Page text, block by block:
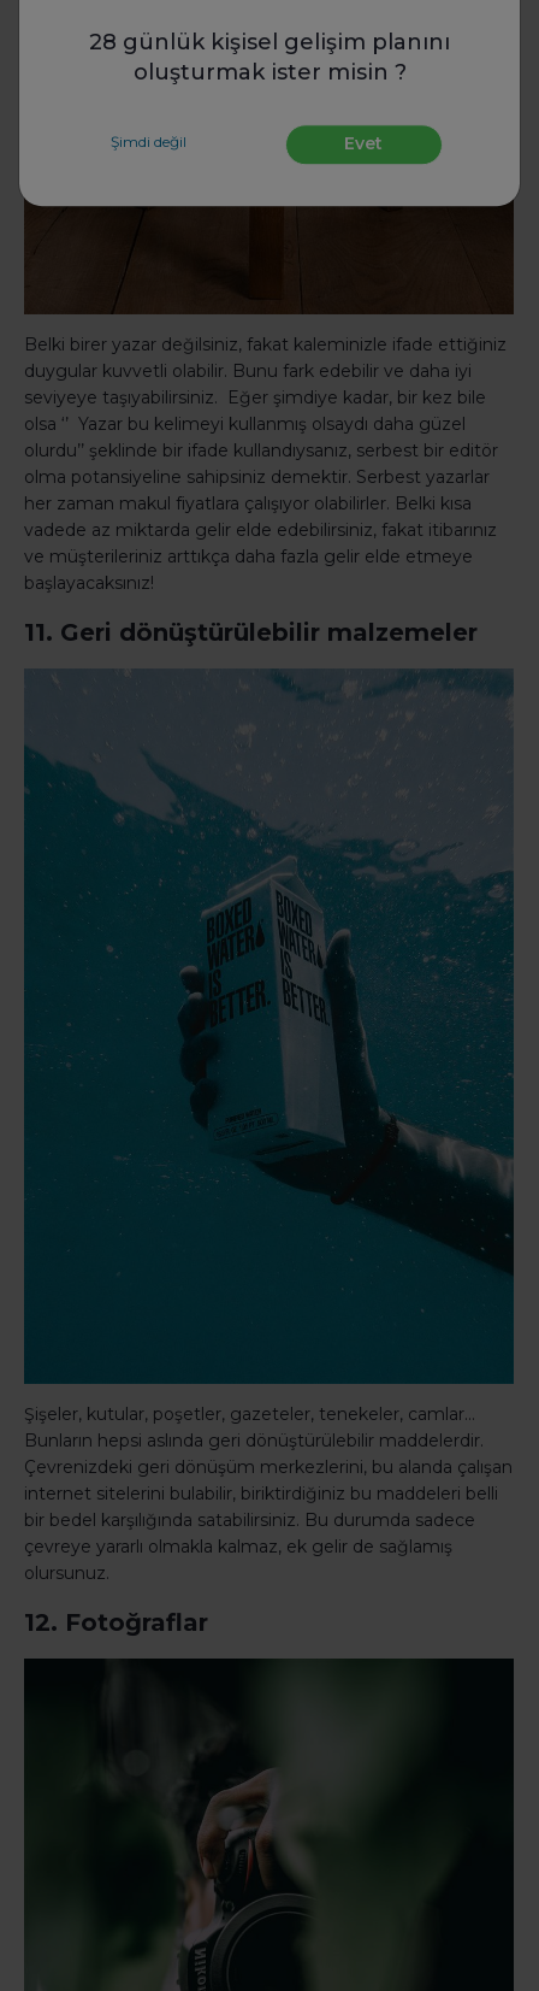
28 günlük kişisel gelişim planını
oluşturmak ister misin ?
Şimdi değil Evet
Belki birer yazar değilsiniz, fakat kaleminizle ifade ettiğiniz
duygular kuvvetli olabilir. Bunu fark edebilir ve daha iyi
seviyeye taşıyabilirsiniz. Eğer şimdiye kadar, bir kez bile
olsa ‘’ Yazar bu kelimeyi kullanmış olsaydı daha güzel
olurdu’’ şeklinde bir ifade kullandıysanız, serbest bir editör
olma potansiyeline sahipsiniz demektir. Serbest yazarlar
her zaman makul fiyatlara çalışıyor olabilirler. Belki kısa
vadede az miktarda gelir elde edebilirsiniz, fakat itibarınız
ve müşterileriniz arttıkça daha fazla gelir elde etmeye
başlayacaksınız!
11. Geri dönüştürülebilir malzemeler
Şişeler, kutular, poşetler, gazeteler, tenekeler, camlar…
Bunların hepsi aslında geri dönüştürülebilir maddelerdir.
Çevrenizdeki geri dönüşüm merkezlerini, bu alanda çalışan
internet sitelerini bulabilir, biriktirdiğiniz bu maddeleri belli
bir bedel karşılığında satabilirsiniz. Bu durumda sadece
çevreye yararlı olmakla kalmaz, ek gelir de sağlamış
olursunuz.
12. Fotoğraflar